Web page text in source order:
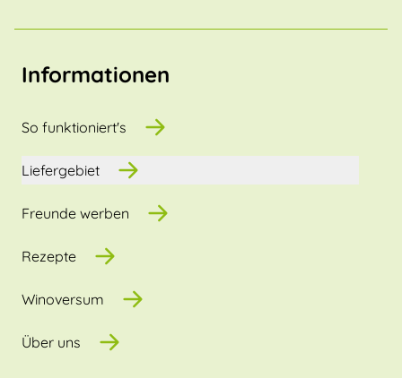
Informationen
So funktioniert's
Liefergebiet
Freunde werben
Rezepte
Winoversum
Über uns